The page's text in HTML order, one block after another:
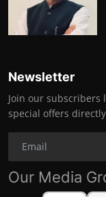
Newsletter
Join our subscribers
special offers
Our Media